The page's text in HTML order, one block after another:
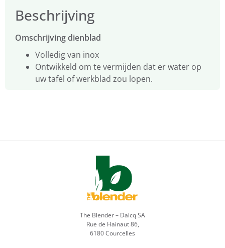
Beschrijving
Omschrijving dienblad
Volledig van inox
Ontwikkeld om te vermijden dat er water op
uw tafel of werkblad zou lopen.
The Blender – Dalcq SA
Rue de Hainaut 86,
6180 Courcelles